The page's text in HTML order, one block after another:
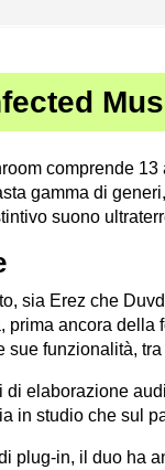
comprende
gamma di
suono
sia Erez che
prima ancora
sue funzionalità, tra
elaborazione
in studio che sul
plug-in, il duo ha